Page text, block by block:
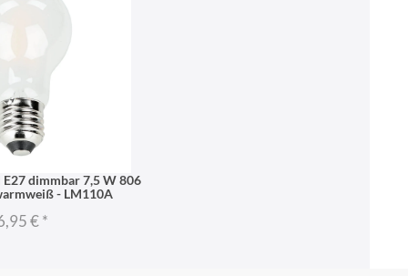
dimmbar 7,5 W 806
- LM110A
€*